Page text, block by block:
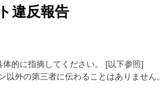
違反報告
的に指摘してください。 [以下参照]
外の第三者に伝わることはありません。